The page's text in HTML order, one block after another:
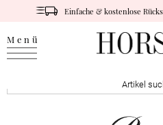
Einfache & kostenlose
Menü